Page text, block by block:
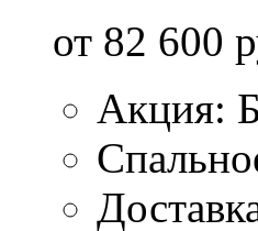
от 82 600